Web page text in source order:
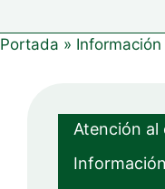
Portada »
Atención al